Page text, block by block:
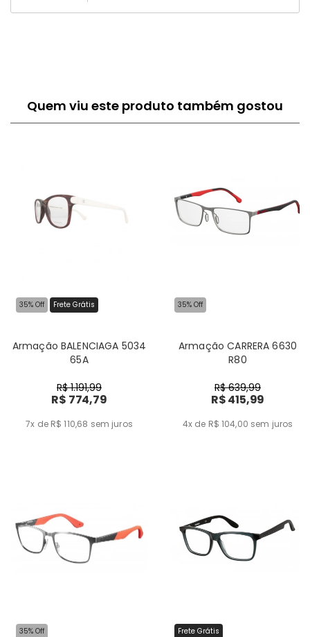
Quem viu este produto também gostou
35% Off Frete Grátis
Armação BALENCIAGA 5034
65A
R$ 1.191,99
R$ 774,79
7x de R$ 110,68 sem juros
35% Off
Armação CARRERA 6630
R80
R$ 639,99
R$ 415,99
4x de R$ 104,00 sem juros
35% Off Frete Grátis